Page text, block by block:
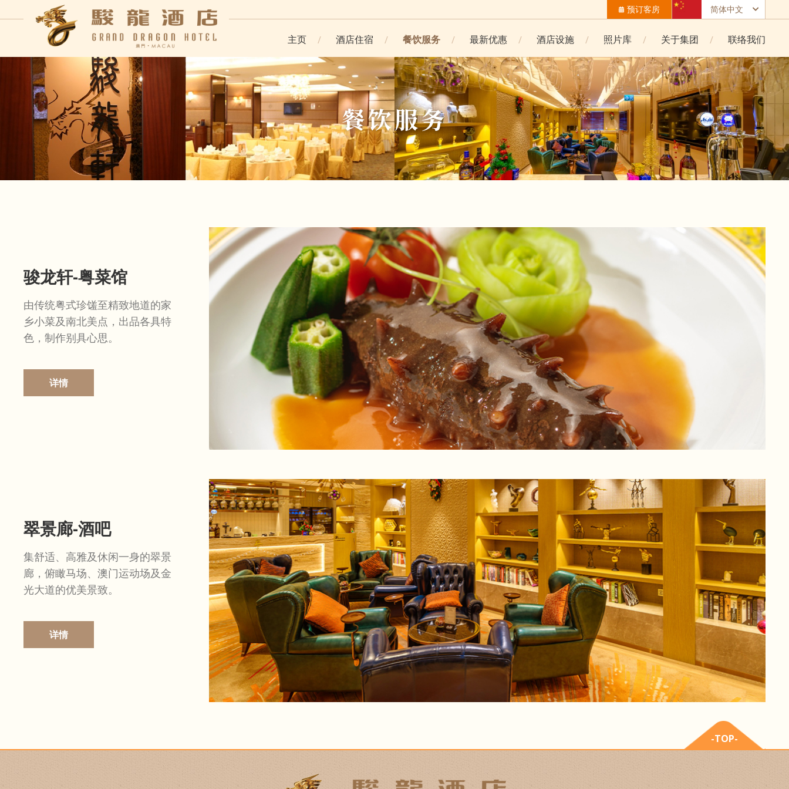
预订客房 简体中文
主页 酒店住宿 餐饮服务 最新优惠 酒店设施 照片库 关于集团 联络我们
餐饮服务
骏龙轩-粤菜馆
由传统粤式珍馐至精致地道的家
乡小菜及南北美点，出品各具特
色，制作别具心思。
详情
翠景廊-酒吧
集舒适、高雅及休闲一身的翠景
廊，俯瞰马场、澳门运动场及金
光大道的优美景致。
详情
-TOP-